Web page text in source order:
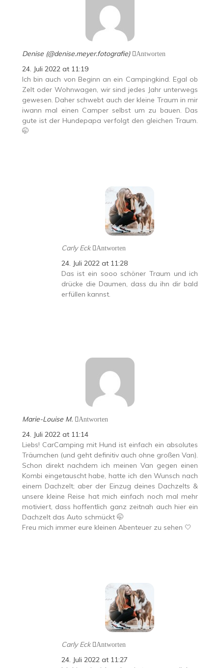
Denise (@denise.meyer.fotografie) Antworten
24. Juli 2022 at 11:19
Ich bin auch von Beginn an ein Campingkind. Egal ob
Zelt oder Wohnwagen, wir sind jedes Jahr unterwegs
gewesen. Daher schwebt auch der kleine Traum in mir
iwann mal einen Camper selbst um zu bauen. Das
gute ist der Hundepapa verfolgt den gleichen Traum.
🤭
Carly Eck Antworten
24. Juli 2022 at 11:28
Das ist ein sooo schöner Traum und ich
drücke die Daumen, dass du ihn dir bald
erfüllen kannst.
Marie-Louise M. Antworten
24. Juli 2022 at 11:14
Liebs! CarCamping mit Hund ist einfach ein absolutes
Träumchen (und geht definitiv auch ohne großen Van).
Schon direkt nachdem ich meinen Van gegen einen
Kombi eingetauscht habe, hatte ich den Wunsch nach
einem Dachzelt; aber der Einzug deines Dachzelts &
unsere kleine Reise hat mich einfach noch mal mehr
motiviert, dass hoffentlich ganz zeitnah auch hier ein
Dachzelt das Auto schmückt 🤭
Freu mich immer eure kleinen Abenteuer zu sehen 🤍
Carly Eck Antworten
24. Juli 2022 at 11:27